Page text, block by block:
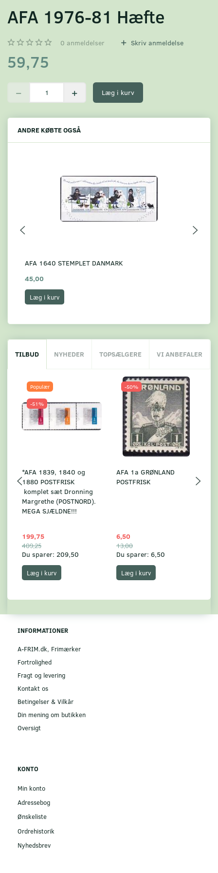
AFA 1976-81 Hæfte
0 anmeldelser Skriv anmeldelse
59,75
Læg i kurv
ANDRE KØBTE OGSÅ
AFA 1640 STEMPLET DANMARK
45,00
Læg i kurv
TILBUD NYHEDER TOPSÆLGERE VI ANBEFALER
Populær
-51%
*AFA 1839, 1840 og
1880 POSTFRISK
komplet sæt Dronning
Margrethe (POSTNORD).
MEGA SJÆLDNE!!!
199,75
409,25
Du sparer: 209,50
Læg i kurv
-50%
AFA 1a GRØNLAND
POSTFRISK
6,50
13,00
Du sparer: 6,50
Læg i kurv
INFORMATIONER
A-FRIM.dk, Frimærker
Fortrolighed
Fragt og levering
Kontakt os
Betingelser & Vilkår
Din mening om butikken
Oversigt
KONTO
Min konto
Adressebog
Ønskeliste
Ordrehistorik
Nyhedsbrev